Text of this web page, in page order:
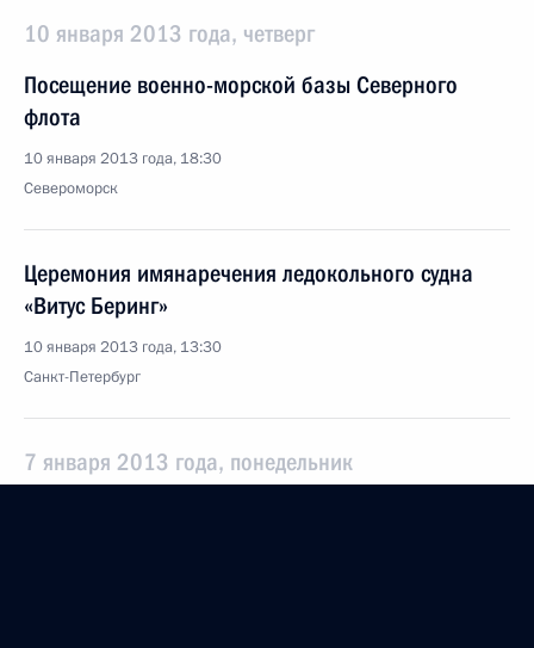
10 января 2013 года, четверг
Посещение военно-морской базы Северного
флота
10 января 2013 года, 18:30
Североморск
Церемония имянаречения ледокольного судна
«Витус Беринг»
10 января 2013 года, 13:30
Санкт-Петербург
7 января 2013 года, понедельник